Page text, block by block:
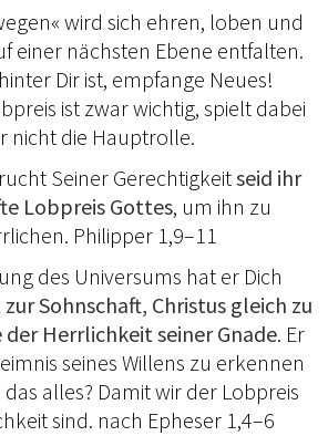
wird sich ehren, loben und
einer nächsten Ebene entfalten.
Dir ist, empfange Neues!
ist zwar wichtig, spielt dabei
nicht die Hauptrolle.
Seiner Gerechtigkeitseid ihr
Lobpreis Gottes, um ihn zu
Philipper 1,9–11
des Universums hat er Dich
Sohnschaft, Christus gleich zu
der Herrlichkeit seiner Gnade. Er
seines Willens zu erkennen
alles? Damit wir der Lobpreis
sind. nach Epheser 1,4–6